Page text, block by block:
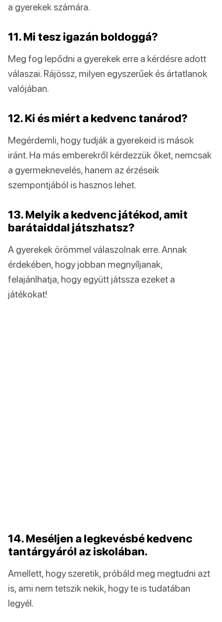
a gyerekek számára.
11. Mi tesz igazán boldoggá?
Meg fog lepődni a gyerekek erre a kérdésre adott
válaszai. Rájössz, milyen egyszerűek és ártatlanok
valójában.
12. Ki és miért a kedvenc tanárod?
Megérdemli, hogy tudják a gyerekeid is mások
iránt. Ha más emberekről kérdezzük őket, nemcsak
a gyermeknevelés, hanem az érzéseik
szempontjából is hasznos lehet.
13. Melyik a kedvenc játékod, amit
barátaiddal játszhatsz?
A gyerekek örömmel válaszolnak erre. Annak
érdekében, hogy jobban megnyíljanak,
felajánlhatja, hogy együtt játssza ezeket a
játékokat!
14. Meséljen a legkevésbé kedvenc
tantárgyáról az iskolában.
Amellett, hogy szeretik, próbáld meg megtudni azt
is, ami nem tetszik nekik, hogy te is tudatában
legyél.